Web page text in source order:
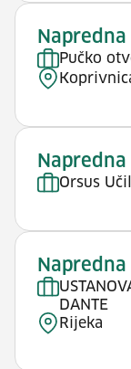
Pučko
Orsus
DANTE
Rijeka